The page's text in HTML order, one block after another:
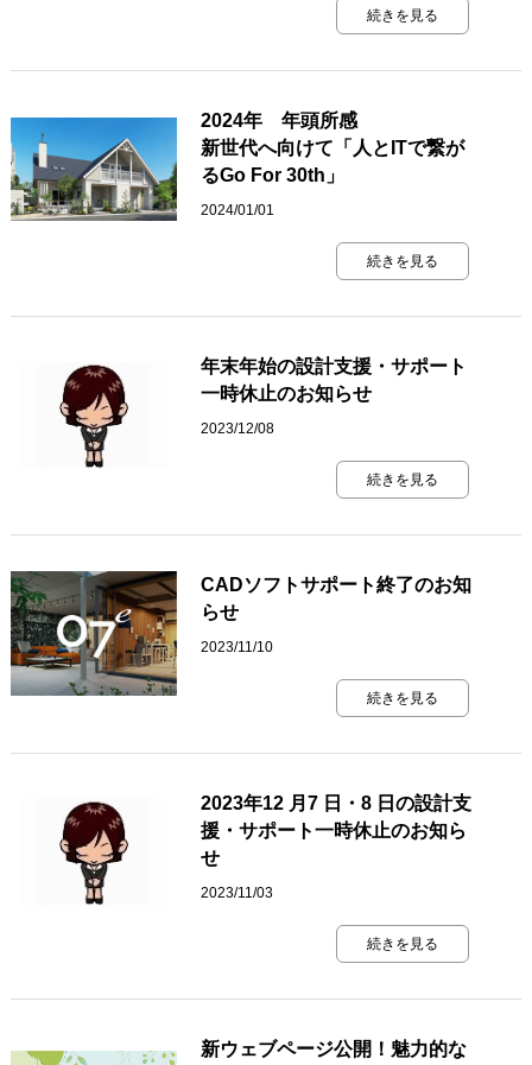
続きを見る
2024年 年頭所感
新世代へ向けて「人とITで繋が
るGo For 30th」
2024/01/01
続きを見る
年末年始の設計支援・サポート
一時休止のお知らせ
2023/12/08
続きを見る
CADソフトサポート終了のお知
らせ
2023/11/10
続きを見る
2023年12 月7 日・8 日の設計支
援・サポート一時休止のお知ら
せ
2023/11/03
続きを見る
新ウェブページ公開！魅力的な